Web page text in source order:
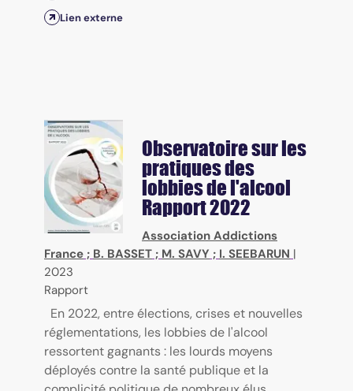
Lien externe
Observatoire sur les
pratiques des
lobbies de l'alcool
Rapport 2022
Association Addictions
France ; B. BASSET ; M. SAVY ; I. SEEBARUN |
2023
Rapport
En 2022, entre élections, crises et nouvelles
réglementations, les lobbies de l'alcool
ressortent gagnants : les lourds moyens
déployés contre la santé publique et la